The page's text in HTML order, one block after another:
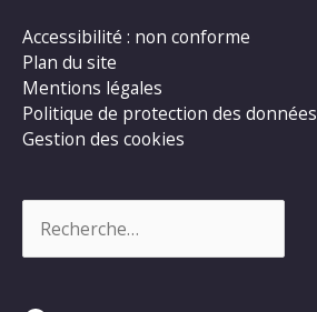
Accessibilité : non conforme
Plan du site
Mentions légales
Politique de protection des données
Gestion des cookies